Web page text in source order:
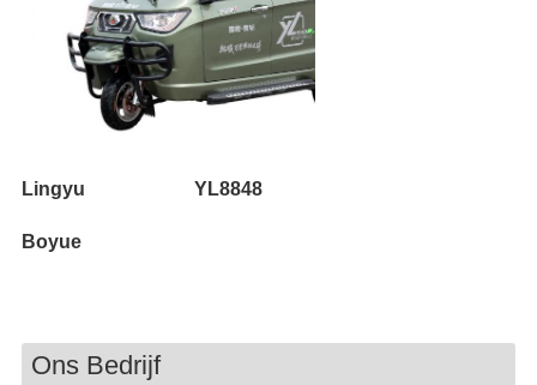
Lingyu YL8848
Boyue
Ons Bedrijf